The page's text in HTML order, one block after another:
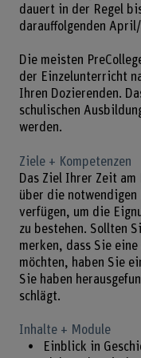
dauert in der Regel
darauffolgenden
Die meisten
der Einzelunterricht
Ihren Dozierenden.
schulischen
werden.
Ziele + Kompetenzen
Das Ziel Ihrer Zeit am
über die notwendigen
verfügen, um die
zu bestehen. Sollten
merken, dass Sie
möchten, haben Sie
Sie haben
schlägt.
Inhalte + Module
Einblick in